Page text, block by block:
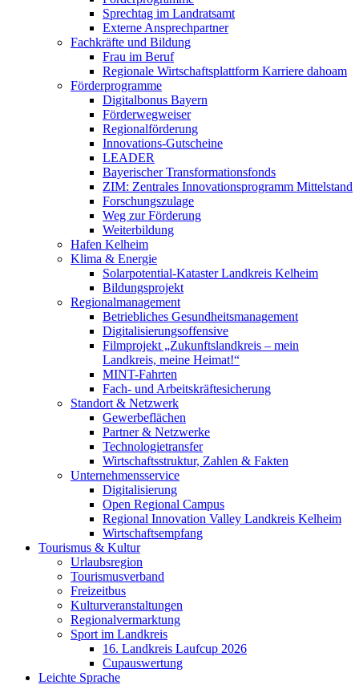
Sprechtag im Landratsamt
Externe Ansprechpartner
Fachkräfte und Bildung
Frau im Beruf
Regionale Wirtschaftsplattform Karriere dahoam
Förderprogramme
Digitalbonus Bayern
Förderwegweiser
Regionalförderung
Innovations-Gutscheine
LEADER
Bayerischer Transformationsfonds
ZIM: Zentrales Innovationsprogramm Mittelstand
Forschungszulage
Weg zur Förderung
Weiterbildung
Hafen Kelheim
Klima & Energie
Solarpotential-Kataster Landkreis Kelheim
Bildungsprojekt
Regionalmanagement
Betriebliches Gesundheitsmanagement
Digitalisierungsoffensive
Filmprojekt „Zukunftslandkreis – mein
Landkreis, meine Heimat!“
MINT-Fahrten
Fach- und Arbeitskräftesicherung
Standort & Netzwerk
Gewerbeflächen
Partner & Netzwerke
Technologietransfer
Wirtschaftsstruktur, Zahlen & Fakten
Unternehmensservice
Digitalisierung
Open Regional Campus
Regional Innovation Valley Landkreis Kelheim
Wirtschaftsempfang
Tourismus & Kultur
Urlaubsregion
Tourismusverband
Freizeitbus
Kulturveranstaltungen
Regionalvermarktung
Sport im Landkreis
16. Landkreis Laufcup 2026
Cupauswertung
Leichte Sprache